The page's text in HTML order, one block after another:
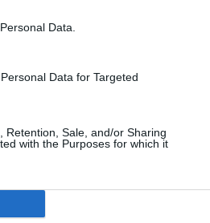
Data.
Data for Targeted
Retention, Sale, and/or Sharing
with the Purposes for which it